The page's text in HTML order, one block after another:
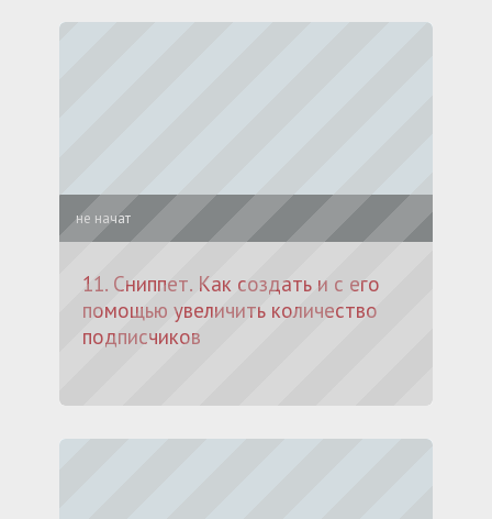
не начат
11. Сниппет. Как создать и с его
помощью увеличить количество
подписчиков